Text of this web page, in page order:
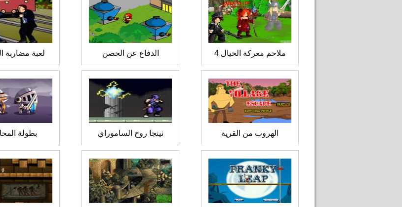
ملاحم معركة الخيال 4 الدفاع عن الحصن لعبة مضاربة
الهروب من القرية نينجا روح الساموراي بطولة